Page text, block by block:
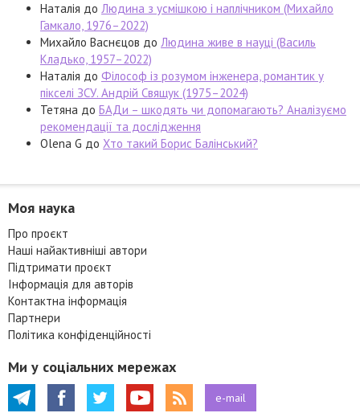
Наталія до Людина з усмішкою і наплічником (Михайло
Гамкало, 1976–2022)
Михайло Васнєцов до Людина живе в науці (Василь
Кладько, 1957–2022)
Наталія до Філософ із розумом інженера, романтик у
пікселі ЗСУ. Андрій Свящук (1975–2024)
Тетяна до БАДи – шкодять чи допомагають? Аналізуємо
рекомендації та дослідження
Olena G до Хто такий Борис Балінський?
Моя наука
Про проєкт
Наші найактивніші автори
Підтримати проєкт
Інформація для авторів
Контактна інформація
Партнери
Політика конфіденційності
Ми у соціальних мережах
e-mail